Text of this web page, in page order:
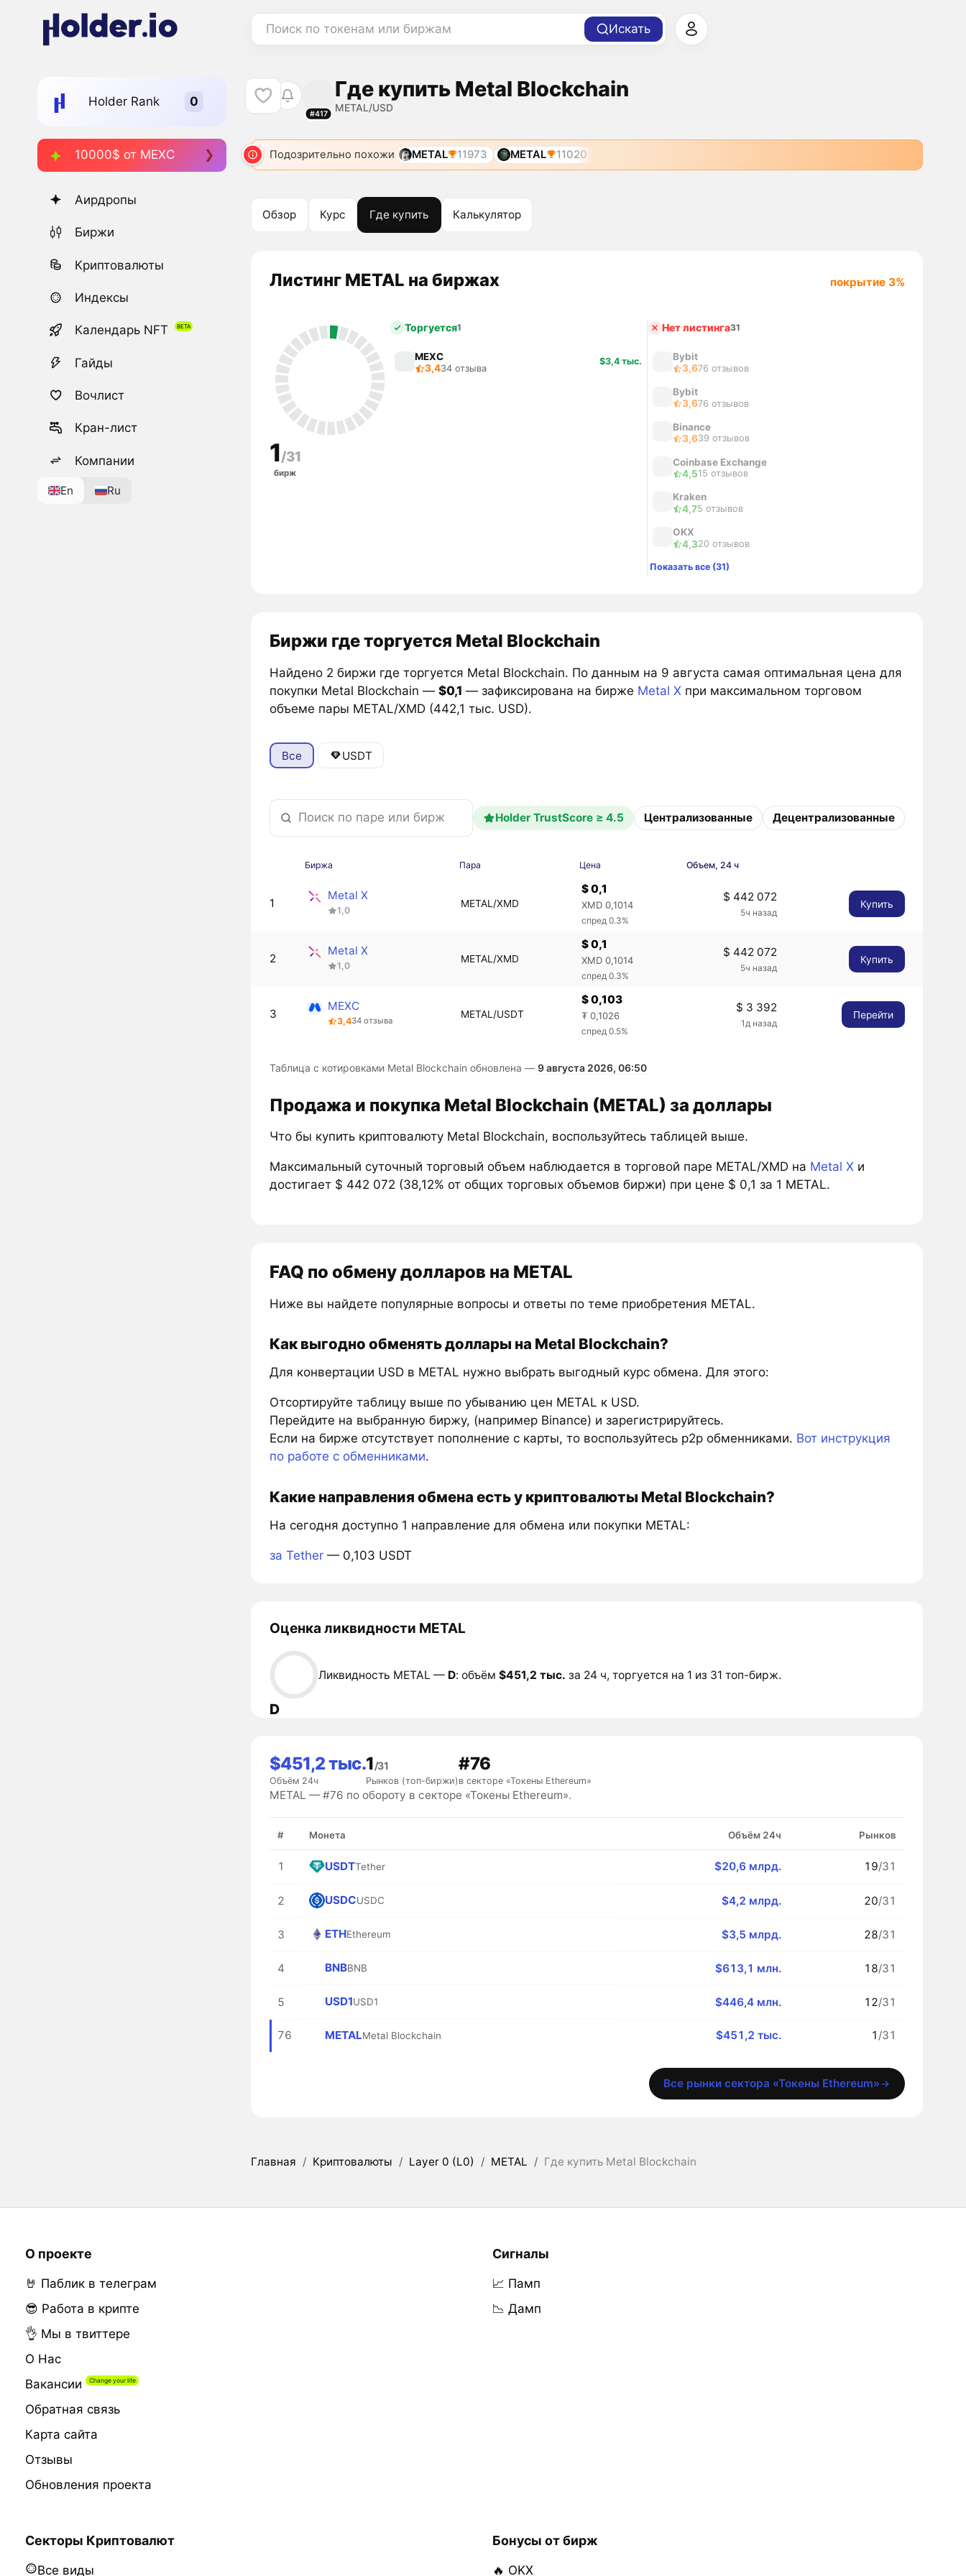
Поиск по токенам или биржам Искать
Holder Rank
10000$ от MEXC
Аирдропы
Биржи
Криптовалюты
Индексы
Календарь NFT
Гайды
Вочлист
Кран-лист
Компании
En Ru
#417
Где купить Metal Blockchain
METAL/USD
Подозрительно похожи METAL 11973 METAL 11020
Обзор Курс Где купить Калькулятор
Листинг METAL на биржах покрытие 3%
1/31
бирж
Торгуется1
MEXC
3,434 отзыва
$3,4 тыс.
Нет листинга31
Bybit
3,676 отзывов
Bybit
3,676 отзывов
Binance
3,639 отзывов
Coinbase Exchange
4,515 отзывов
Kraken
4,75 отзывов
OKX
4,320 отзывов
Показать все (31)
Биржи где торгуется Metal Blockchain
Найдено 2 биржи где торгуется Metal Blockchain. По данным на 9 августа самая оптимальная цена для
покупки Metal Blockchain — $0,1 — зафиксирована на бирже Metal Xпри максимальном торговом
объеме пары METAL/XMD (442,1 тыс. USD).
Все USDT
Holder TrustScore ≥ 4.5 Централизованные Децентрализованные
Биржа Пара Цена Объем, 24 ч
1
Metal X
1,0
METAL/XMD
$ 0,1
XMD 0,1014
спред 0.3%
$ 442 072
5ч назад
Купить
2
Metal X
1,0
METAL/XMD
$ 0,1
XMD 0,1014
спред 0.3%
$ 442 072
5ч назад
Купить
3
MEXC
3,434 отзыва
METAL/USDT
$ 0,103
₮ 0,1026
спред 0.5%
$ 3 392
1д назад
Перейти
Таблица с котировками Metal Blockchain обновлена — 9 августа 2026, 06:50
Продажа и покупка Metal Blockchain (METAL) за доллары
Что бы купить криптовалюту Metal Blockchain, воспользуйтесь таблицей выше.
Максимальный суточный торговый объем наблюдается в торговой паре METAL/XMD на Metal Xи
достигает $ 442 072 (38,12% от общих торговых объемов биржи) при цене $ 0,1 за 1 METAL.
FAQ по обмену долларов на METAL
Ниже вы найдете популярные вопросы и ответы по теме приобретения METAL.
Как выгодно обменять доллары на Metal Blockchain?
Для конвертации USD в METAL нужно выбрать выгодный курс обмена. Для этого:
Отсортируйте таблицу выше по убыванию цен METAL к USD.
Перейдите на выбранную биржу, (например Binance) и зарегистрируйтесь.
Если на бирже отсутствует пополнение с карты, то воспользуйтесь p2p обменниками. Вот инструкция
по работе с обменниками.
Какие направления обмена есть у криптовалюты Metal Blockchain?
На сегодня доступно 1 направление для обмена или покупки METAL:
за Tether— 0,103 USDT
Оценка ликвидности METAL
D
Ликвидность METAL — D: объём $451,2 тыс. за 24 ч, торгуется на 1 из 31 топ-бирж.
$451,2 тыс.
Объём 24ч
1/31
Рынков (топ-биржи)
#76
в секторе «Токены Ethereum»
METAL — #76 по обороту в секторе «Токены Ethereum».
# Монета Объём 24ч Рынков
1 USDTTether $20,6 млрд. 19/31
2 USDCUSDC $4,2 млрд. 20/31
3 ETHEthereum $3,5 млрд. 28/31
4 BNBBNB $613,1 млн. 18/31
5 USD1USD1 $446,4 млн. 12/31
76 METALMetal Blockchain $451,2 тыс. 1 /31
Все рынки сектора «Токены Ethereum»
Главная / Криптовалюты / Layer 0 (L0) / METAL / Где купить Metal Blockchain
О проекте
🤘 Паблик в телеграм
😎 Работа в крипте
👌 Мы в твиттере
О Нас
Вакансии
Обратная связь
Карта сайта
Отзывы
Обновления проекта
Сигналы
📈 Памп
📉 Дамп
Секторы Криптовалют
Все виды
Бонусы от бирж
🔥 OKX